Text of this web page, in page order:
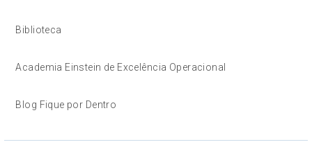
Biblioteca
Academia Einstein de Excelência Operacional
Blog Fique por Dentro